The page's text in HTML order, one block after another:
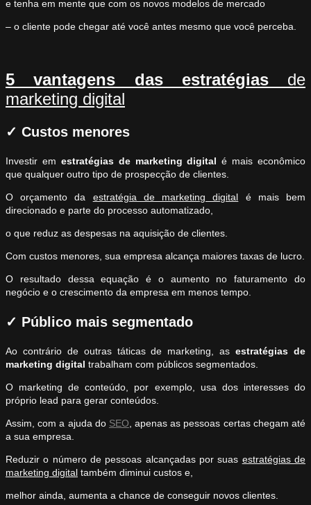
e tenha em mente que com os novos modelos de mercado
– o cliente pode chegar até você antes mesmo que você perceba.
5 vantagens das estratégias de
marketing digital
✓ Custos menores
Investir em estratégias de marketing digital é mais econômico
que qualquer outro tipo de prospecção de clientes.
O orçamento da estratégia de marketing digital é mais bem
direcionado e parte do processo automatizado,
o que reduz as despesas na aquisição de clientes.
Com custos menores, sua empresa alcança maiores taxas de lucro.
O resultado dessa equação é o aumento no faturamento do
negócio e o crescimento da empresa em menos tempo.
✓ Público mais segmentado
Ao contrário de outras táticas de marketing, asestratégias de
marketing digital trabalham com públicos segmentados.
O marketing de conteúdo, por exemplo, usa dos interesses do
próprio lead para gerar conteúdos.
Assim, com a ajuda do SEO , apenas as pessoas certas chegam até
a sua empresa.
Reduzir o número de pessoas alcançadas por suas estratégias de
marketing digital também diminui custos e,
melhor ainda, aumenta a chance de conseguir novos clientes.